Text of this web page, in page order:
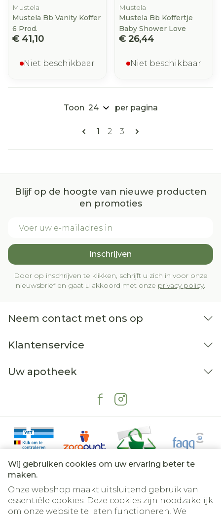
Wij gebruiken cookies om uw ervaring beter te
maken.
Onze webshop maakt uitsluitend gebruik van
essentiële cookies. Deze cookies zijn noodzakelijk
om onze website te laten functioneren. We
Mustela
Mustela Bb Vanity Koffer
6 Prod.
€ 41,10
Niet beschikbaar
Mustela
Mustela Bb Koffertje
Baby Shower Love
€ 26,44
Niet beschikbaar
Pagina's
U lees momenteel pagina
1 Pagina
2 Pagina
3
Toon per pagina
Blijf op de hoogte van nieuwe producten
en promoties
Inschrijven
Door op inschrijven te klikken, schrijft u zich in voor onze
nieuwsbrief en gaat u akkoord met onze privacy policy.
Neem contact met ons op
Klantenservice
Uw apotheek
Juridische links